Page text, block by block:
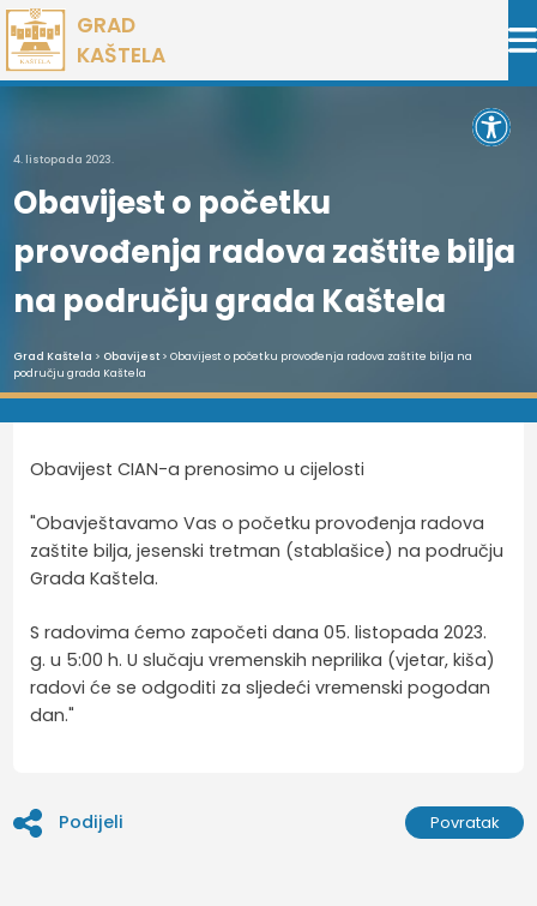
Preskoči
na
sadržaj
GRAD
KAŠTELA
4. listopada 2023.
Obavijest o početku
provođenja radova zaštite bilja
na području grada Kaštela
Grad Kaštela > Obavijest> Obavijest o početku provođenja radova zaštite bilja na
području grada Kaštela
Obavijest CIAN-a prenosimo u cijelosti
"Obavještavamo Vas o početku provođenja radova
zaštite bilja, jesenski tretman (stablašice) na području
Grada Kaštela.
S radovima ćemo započeti dana 05. listopada 2023.
g. u 5:00 h. U slučaju vremenskih neprilika (vjetar, kiša)
radovi će se odgoditi za sljedeći vremenski pogodan
dan."
Podijeli Povratak